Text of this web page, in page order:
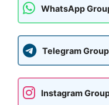
WhatsApp
Telegram Group
Instagram